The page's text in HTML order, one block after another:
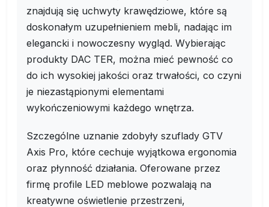
znajdują się uchwyty krawędziowe, które są
doskonałym uzupełnieniem mebli, nadając im
elegancki i nowoczesny wygląd. Wybierając
produkty DAC TER, można mieć pewność co
do ich wysokiej jakości oraz trwałości, co czyni
je niezastąpionymi elementami
wykończeniowymi każdego wnętrza.
Szczególne uznanie zdobyły szuflady GTV
Axis Pro, które cechuje wyjątkowa ergonomia
oraz płynność działania. Oferowane przez
firmę profile LED meblowe pozwalają na
kreatywne oświetlenie przestrzeni,